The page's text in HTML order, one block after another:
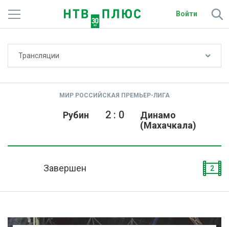
Войти
Трансляции
МИР РОССИЙСКАЯ ПРЕМЬЕР-ЛИГА
Рубин
Динамо
(Махачкала)
2: 0
Завершен 2